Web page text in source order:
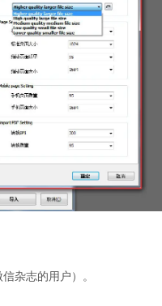
杂志的用户）。